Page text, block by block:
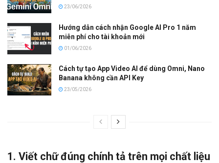
23/06/2026
Hướng dẫn cách nhận Google AI Pro 1 năm
miễn phí cho tài khoản mới
01/06/2026
Cách tự tạo App Video AI để dùng Omni, Nano
Banana không cần API Key
23/05/2026
1. Viết chữ đúng chính tả trên mọi chất liệu